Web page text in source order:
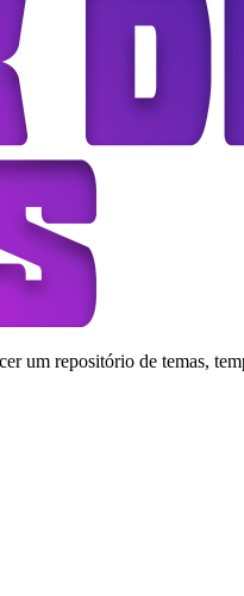
um repositório de temas,